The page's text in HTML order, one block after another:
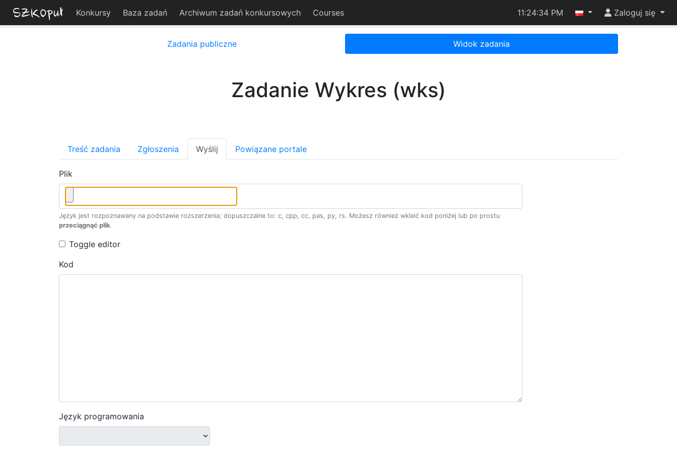
Konkursy Baza zadań Archiwum zadań konkursowych Courses 11:24:34 PM Zaloguj się
Zadania publiczne Widok zadania
Zadanie Wykres (wks)
Treść zadania Zgłoszenia Wyślij Powiązane portale
Plik
Język jest rozpoznawany na podstawie rozszerzenia; dopuszczalne to: c, cpp, cc, pas, py, rs. Możesz również wkleić kod poniżej lub po prostu
przeciągnąć plik.
Toggle editor
Kod
Język programowania